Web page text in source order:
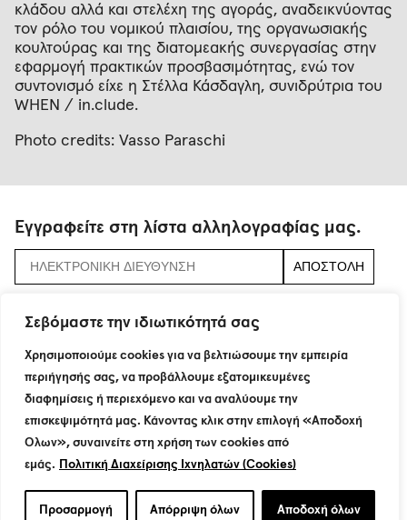
Σεβόμαστε την ιδιωτικότητά σας
Χρησιμοποιούμε cookies για να βελτιώσουμε την εμπειρία
περιήγησής σας, να προβάλλουμε εξατομικευμένες
διαφημίσεις ή περιεχόμενο και να αναλύουμε την
επισκεψιμότητά μας. Κάνοντας κλικ στην επιλογή «Αποδοχή
Όλων», συναινείτε στη χρήση των cookies από
εμάς. Πολιτική Διαχείρισης Ιχνηλατών (Cookies)
Προσαρμογή Απόρριψη όλων Αποδοχή όλων
κλάδου αλλά και στελέχη της αγοράς, αναδεικνύοντας
τον ρόλο του νομικού πλαισίου, της οργανωσιακής
κουλτούρας και της διατομεακής συνεργασίας στην
εφαρμογή πρακτικών προσβασιμότητας, ενώ τον
συντονισμό είχε η Στέλλα Κάσδαγλη, συνιδρύτρια του
WHEN / in.clude.
Photo credits: Vasso Paraschi
Εγγραφείτε στη λίστα αλληλογραφίας μας.
115 Neratziotissis Str.
GR 151 24 Maroussi
T : +30 210 8774200
info@dimand.gr